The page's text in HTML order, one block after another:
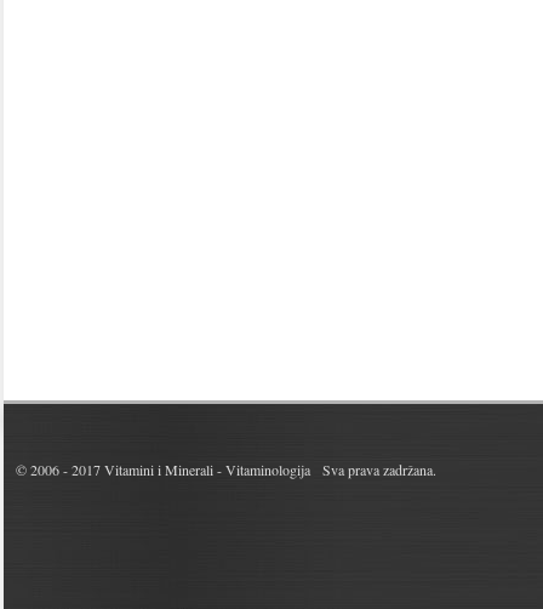
© 2006 - 2017Vitamini i Minerali - Vitaminologija Sva prava zadržana.